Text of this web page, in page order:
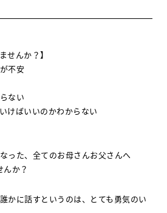
せんか？】
不安
ない
けばいいのかわからない
った、全てのお母さんお父さんへ
か？
かに話すというのは、とても勇気のい